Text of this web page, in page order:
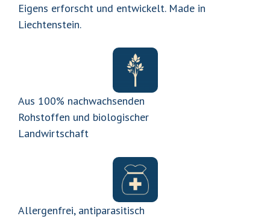
Eigens erforscht und entwickelt. Made in
Liechtenstein.
Aus 100% nachwachsenden
Rohstoffen und biologischer
Landwirtschaft
Allergenfrei, antiparasitisch